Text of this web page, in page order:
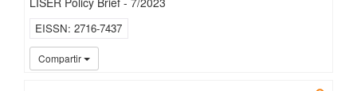
EISSN 2716-7437
Compartir